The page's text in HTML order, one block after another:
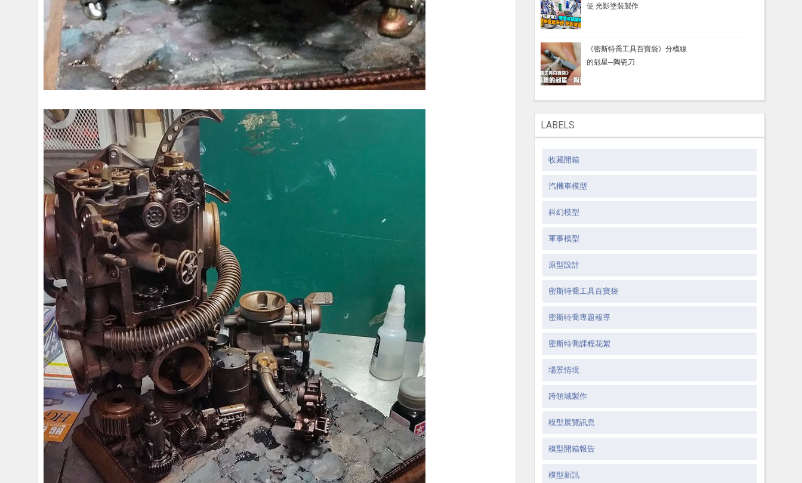
使 光影塗裝製作
《密斯特喬工具百寶袋》分模線
的剋星─陶瓷刀
LABELS
收藏開箱
汽機車模型
科幻模型
軍事模型
原型設計
密斯特喬工具百寶袋
密斯特喬專題報導
密斯特喬課程花絮
場景情境
跨領域製作
模型展覽訊息
模型開箱報告
模型新訊